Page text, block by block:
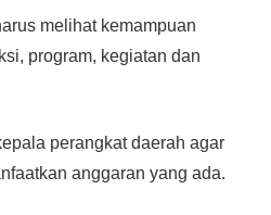
melihat kemampuan
program, kegiatan dan
perangkat daerah agar
anggaran yang ada.